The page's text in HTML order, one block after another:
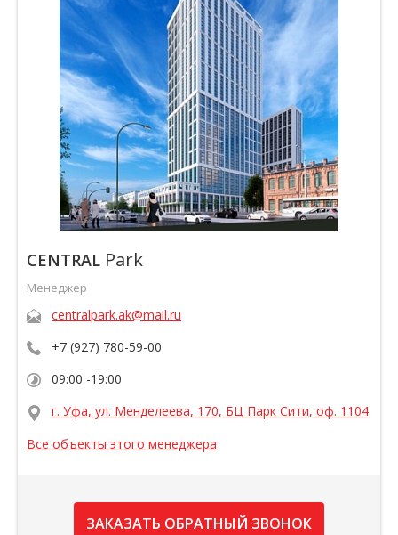
CENTRAL Park
Менеджер
centralpark.ak@mail.ru
+7 (927) 780-59-00
09:00 -19:00
г. Уфа, ул. Менделеева, 170, БЦ Парк Сити, оф. 1104
Все объекты этого менеджера
ЗАКАЗАТЬ ОБРАТНЫЙ ЗВОНОК